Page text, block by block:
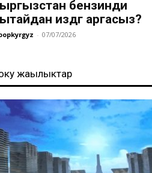
бензинди
издөөгө аргасыз?
- 07/07/2026
жаңылыктар